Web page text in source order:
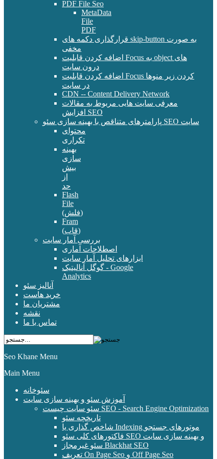
PDF File Seo
MetaData
File
PDF
قرارگذاری دکمه های skip-button به صورت
مخفی
اضافه کردن قابلیت Focus به object های
درون سایت
اضافه کردن قابلیت Focus کردن زیر منوها
در سایت
CDN -- Content Delivery Network
معرفی سایت هایی مربوط به مقالات
افزایش SEO
پارامترهای متناقص با بهینه سازی سئو SEO سایت
محتوای
تکراری
بهینه
سازی
بیش
از
حد
Flash
File
(فلش)
Fram
(قاب)
بررسی آمار سایت
اصطلاحات آماری
ابزارهای تحلیل آمار سایت
گوگل آنالیتیک - Google
Analytics
آنالیز سئو
خرید هاست
مشتریان ما
نقشه
تماس با ما
Seo Khane Menu
Main Menu
سئوخانه
آموزش سئو و بهینه سازی سایت
سئو سایت چیست SEO - Search Engine Optimization
تاریخچه سئو
شاخص گذاری یا Indexing موتورهای جستجو
فاکتورهای کلی سئو SEO و بهینه سازی سایت
سئو غیرمجاز Blackhat SEO
تعریف On Page Seo و Off Page Seo